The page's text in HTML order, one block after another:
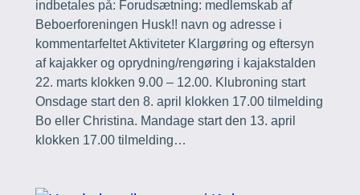
indbetales på: Forudsætning: medlemskab af
Beboerforeningen Husk!! navn og adresse i
kommentarfeltet Aktiviteter Klargøring og eftersyn
af kajakker og oprydning/rengøring i kajakstalden
22. marts klokken 9.00 – 12.00. Klubroning start
Onsdage start den 8. april klokken 17.00 tilmelding
Bo eller Christina. Mandage start den 13. april
klokken 17.00 tilmelding…